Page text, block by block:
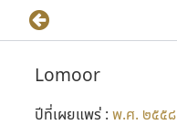
Lomoor
ปีที่เผยแพร่ : พ.ศ. ๒๕๕๘